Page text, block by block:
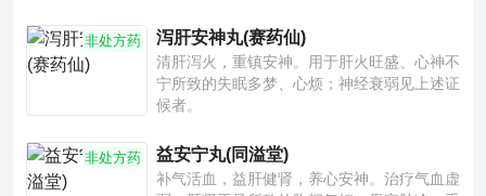
非处方药 泻肝安神丸(赛药仙)
清肝泻火，重镇安神。用于肝火旺盛、心神不
宁所致的失眠多梦、心烦；神经衰弱见上述证
候者。
非处方药 益安宁丸(同溢堂)
补气活血，益肝健肾，养心安神。治疗气血虚